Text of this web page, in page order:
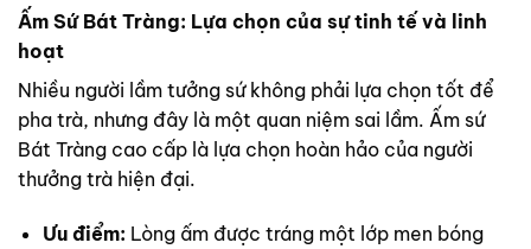
Ấm Sứ Bát Tràng: Lựa chọn của sự tinh tế và linh
hoạt
Nhiều người lầm tưởng sứ không phải lựa chọn tốt để
pha trà, nhưng đây là một quan niệm sai lầm. Ấm sứ
Bát Tràng cao cấp là lựa chọn hoàn hảo của người
thưởng trà hiện đại.
Ưu điểm: Lòng ấm được tráng một lớp men bóng